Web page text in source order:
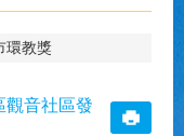
環教獎
觀音社區發